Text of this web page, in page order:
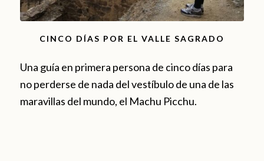
CINCO DÍAS POR EL VALLE SAGRADO
Una guía en primera persona de cinco días para
no perderse de nada del vestíbulo de una de las
maravillas del mundo, el Machu Picchu.